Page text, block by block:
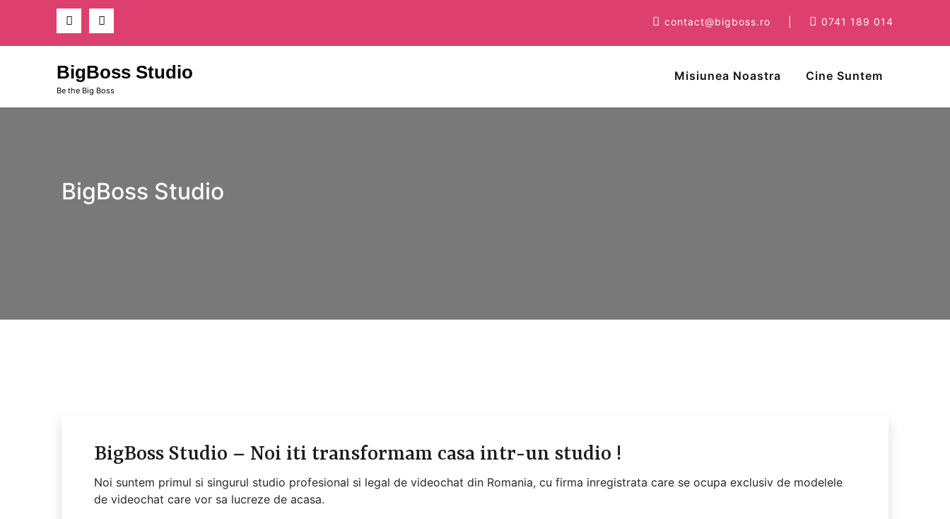
contact@bigboss.ro 0741 189 014
BigBoss Studio
Be the Big Boss
Misiunea Noastra Cine Suntem
BigBoss Studio
BigBoss Studio – Noi iti transformam casa intr-un studio !
Noi suntem primul si singurul studio profesional si legal de videochat din Romania, cu firma inregistrata care se ocupa exclusiv de modelele
de videochat care vor sa lucreze de acasa.